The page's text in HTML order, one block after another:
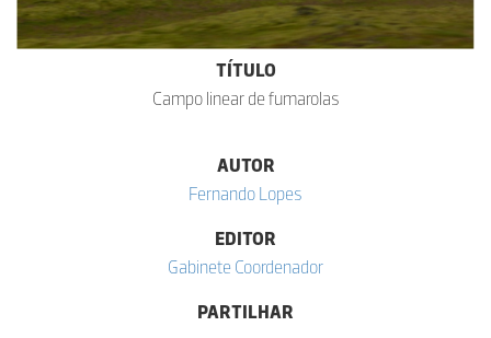
TÍTULO
Campo linear de fumarolas
AUTOR
Fernando Lopes
EDITOR
Gabinete Coordenador
PARTILHAR